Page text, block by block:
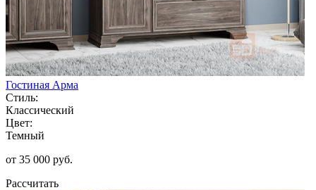
Гостиная Арма
Стиль:
Классический
Цвет:
Темный
от 35 000 руб.
Рассчитать